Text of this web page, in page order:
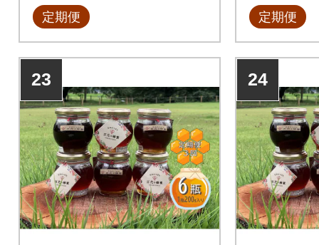
定期便 定期便
23 24